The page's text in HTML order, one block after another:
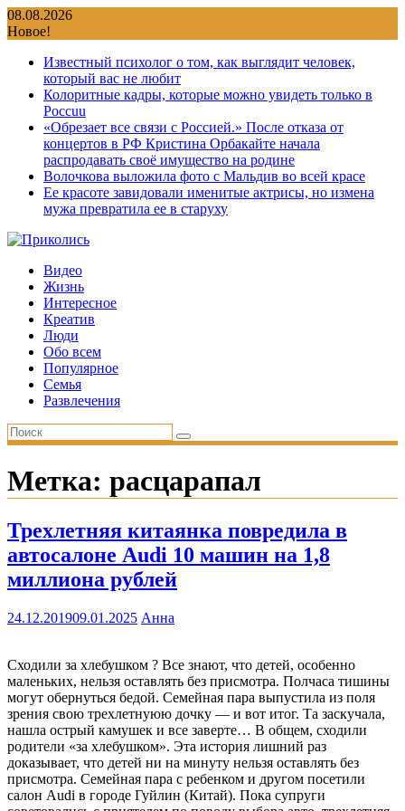
Перейти
к
08.08.2026
Новое!
Известный психолог о том, как выглядит человек,
который вас не любит
Колоритные кадры, которые можно увидеть только в
Россuu
«Обрезает все связи с Россией.» После отказа от
концертов в РФ Кристина Орбакайте начала
распродавать своё имущество на родине
Волочкова выложила фото с Мальдив во всей красе
Ее красоте завидовали именитые актрисы, но измена
мужа превратила ее в старуху
Видео
Жизнь
Интересное
Креатив
Люди
Обо всем
Популярное
Семья
Развлечения
Метка: расцарапал
Трехлетняя китаянка повредила в
автосалоне Audi 10 машин на 1,8
миллиона рублей
24.12.201909.01.2025 Анна
Сходили за хлебушком ? Все знают, что детей, особенно
маленьких, нельзя оставлять без присмотра. Полчаса тишины
могут обернуться бедой. Семейная пара выпустила из поля
зрения свою трехлетнуюю дочку — и вот итог. Та заскучала,
нашла острый камушек и все заверте… В общем, сходили
родители «за хлебушком». Эта история лишний раз
доказывает, что детей ни на минуту нельзя оставлять без
присмотра. Семейная пара с ребенком и другом посетили
салон Audi в городе Гуйлин (Китай). Пока супруги